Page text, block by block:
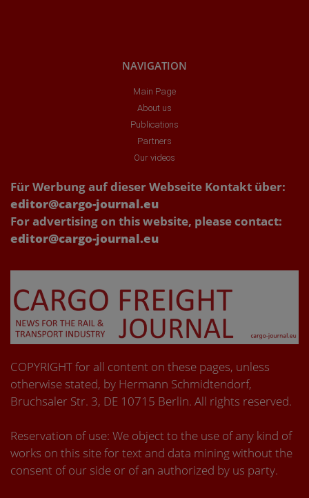
NAVIGATION
Main Page
About us
Publications
Partners
Our videos
Für Werbung auf dieser Webseite Kontakt über:
editor@cargo-journal.eu
For advertising on this website, please contact:
editor@cargo-journal.eu
COPYRIGHT for all content on these pages, unless
otherwise stated, by Hermann Schmidtendorf,
Bruchsaler Str. 3, DE 10715 Berlin. All rights reserved.
Reservation of use: We object to the use of any kind of
works on this site for text and data mining without the
consent of our side or of an authorized by us party.